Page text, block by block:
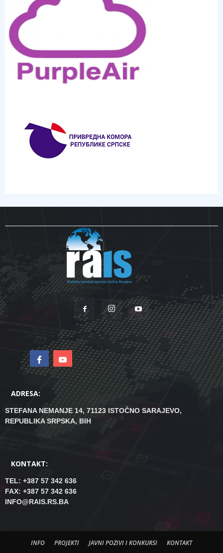
ADRESA:
STEFANA NEMANJE 14, 71123 ISTOČNO SARAJEVO,
REPUBLIKA SRPSKA, BIH
KONTAKT:
TEL: +387 57 342 636
FAX: +387 57 342 636
INFO@RAIS.RS.BA
INFO PROJEKTI JAVNI POZIVI I KONKURSI KONTAKT